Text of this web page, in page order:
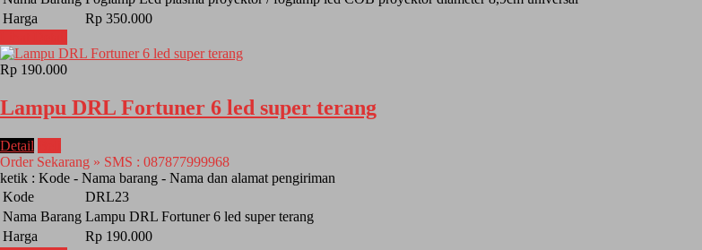
Harga
Rp 350.000
Rp 190.000
Lampu DRL Fortuner 6 led super terang
Detail
Order Sekarang » SMS : 087877999968
ketik : Kode - Nama barang - Nama dan alamat pengiriman
Kode
DRL23
Nama Barang Lampu DRL Fortuner 6 led super terang
Harga
Rp 190.000